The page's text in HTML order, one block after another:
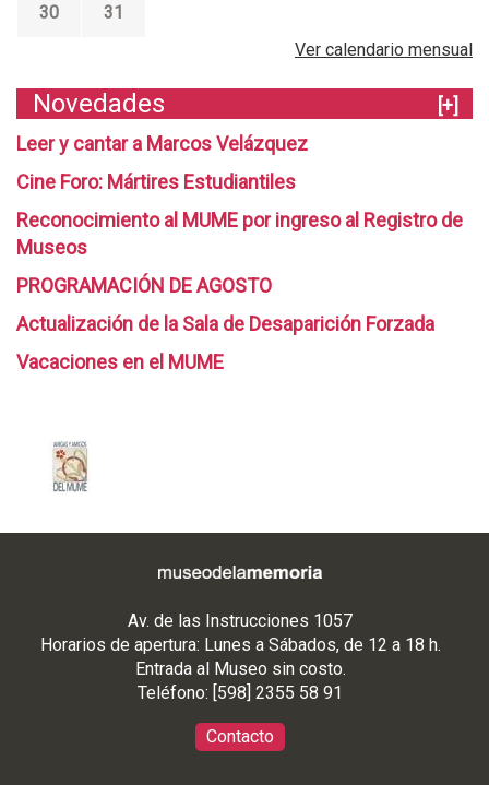
30
31
Ver calendario mensual
Novedades
[+]
Leer y cantar a Marcos Velázquez
Cine Foro: Mártires Estudiantiles
Reconocimiento al MUME por ingreso al Registro de
Museos
PROGRAMACIÓN DE AGOSTO
Actualización de la Sala de Desaparición Forzada
Vacaciones en el MUME
Av. de las Instrucciones 1057
Horarios de apertura: Lunes a Sábados, de 12 a 18 h.
Entrada al Museo sin costo.
Teléfono: [598] 2355 58 91
Contacto